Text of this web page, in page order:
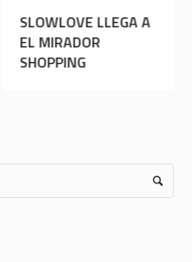
SLOWLOVE LLEGA A
EL MIRADOR
SHOPPING